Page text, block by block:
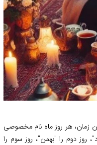
مسیح بازمی‌گردد. در آن زمان، هر روز ماه نام مخصوصی
روز دوم را "بهمن"، روز سوم را